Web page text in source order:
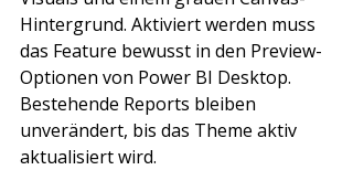
Hintergrund. Aktiviert werden muss
das Feature bewusst in den Preview-
Optionen von Power BI Desktop.
Bestehende Reports bleiben
unverändert, bis das Theme aktiv
aktualisiert wird.